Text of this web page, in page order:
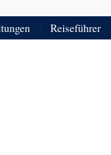
Reiseführer